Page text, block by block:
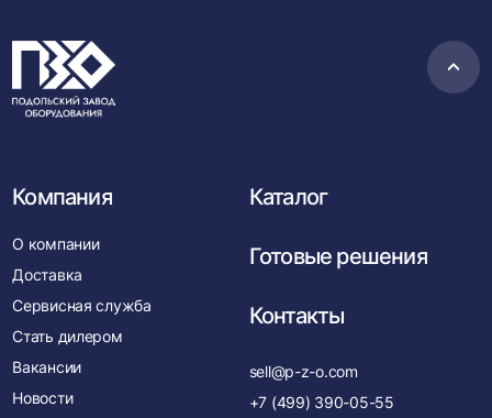
в
Компания
О компании
Доставка
Сервисная служба
Стать дилером
Вакансии
Новости
Каталог
Готовые решения
Контакты
sell@p-z-o.com
+7 (499) 390-05-55